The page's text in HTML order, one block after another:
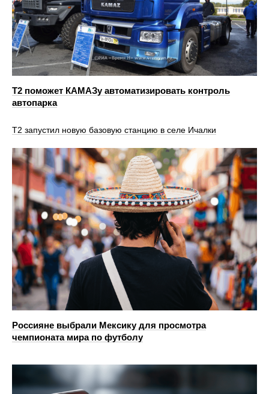
T2 поможет КАМАЗу автоматизировать контроль
автопарка
Т2 запустил новую базовую станцию в селе Ичалки
Россияне выбрали Мексику для просмотра
чемпионата мира по футболу